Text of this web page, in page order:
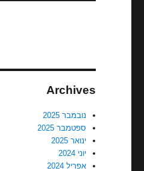
Archives
נובמבר 2025
ספטמבר 2025
ינואר 2025
יוני 2024
אפריל 2024